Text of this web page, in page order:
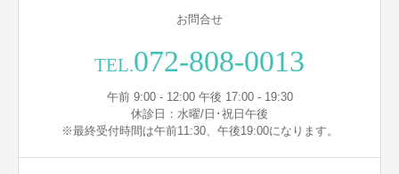
お問合せ
TEL.072-808-0013
午前 9:00 - 12:00 午後 17:00 - 19:30
休診日：水曜/日･祝日午後
※最終受付時間は午前11:30、午後19:00になります。